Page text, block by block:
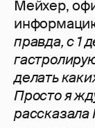
Мейхер,
правда, с 1
делать
Просто я